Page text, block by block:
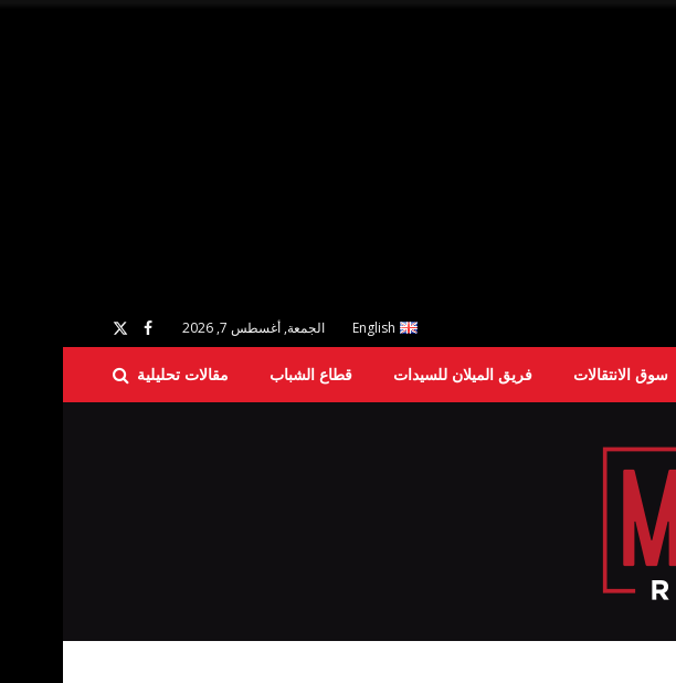
English الجمعة, أغسطس 7, 2026
سوق الانتقالات فريق الميلان للسيدات قطاع الشباب مقالات تحليلية